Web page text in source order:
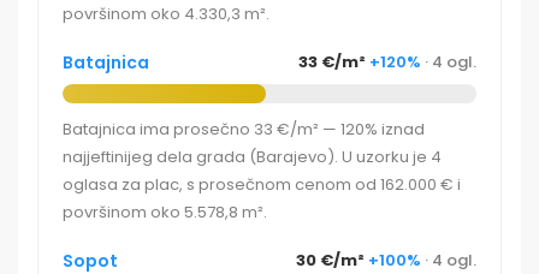
površinom oko 4.330,3 m².
Batajnica 33 €/m² +120% · 4 ogl.
Batajnica ima prosečno 33 €/m² — 120% iznad
najjeftinijeg dela grada (Barajevo). U uzorku je 4
oglasa za plac, s prosečnom cenom od 162.000 € i
površinom oko 5.578,8 m².
Sopot 30 €/m² +100% · 4 ogl.